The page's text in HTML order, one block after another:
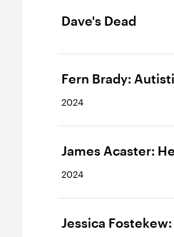
Dave's Dead
Fern Brady:
2024
James Acaster:
2024
Jessica